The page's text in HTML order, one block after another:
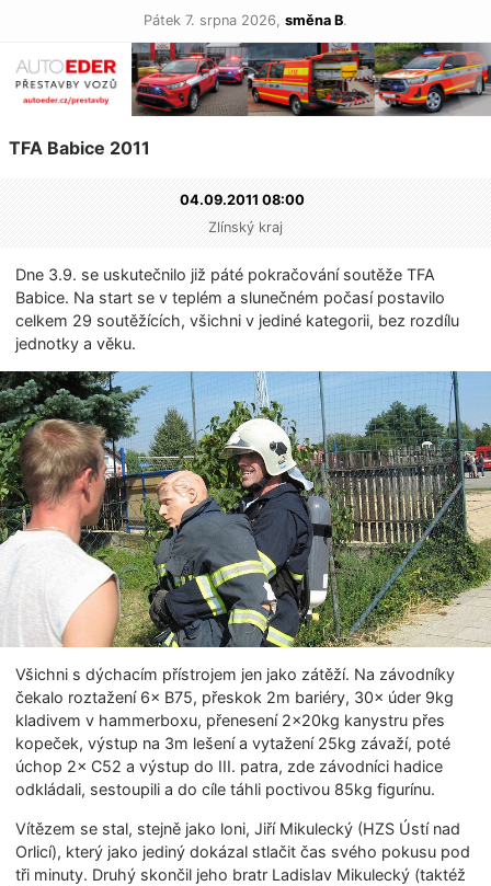
Pátek 7. srpna 2026, směna B.
TFA Babice 2011
04.09.2011 08:00
Zlínský kraj
Dne 3.9. se uskutečnilo již páté pokračování soutěže TFA
Babice. Na start se v teplém a slunečném počasí postavilo
celkem 29 soutěžících, všichni v jediné kategorii, bez rozdílu
jednotky a věku.
Všichni s dýchacím přístrojem jen jako zátěží. Na závodníky
čekalo roztažení 6× B75, přeskok 2m bariéry, 30× úder 9kg
kladivem v hammerboxu, přenesení 2×20kg kanystru přes
kopeček, výstup na 3m lešení a vytažení 25kg závaží, poté
úchop 2× C52 a výstup do III. patra, zde závodníci hadice
odkládali, sestoupili a do cíle táhli poctivou 85kg figurínu.
Vítězem se stal, stejně jako loni, Jiří Mikulecký (HZS Ústí nad
Orlicí), který jako jediný dokázal stlačit čas svého pokusu pod
tři minuty. Druhý skončil jeho bratr Ladislav Mikulecký (taktéž